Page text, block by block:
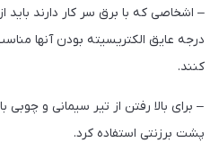
– اشخاصی که با برق سر کار دارند
درجه عایق الکتریسیته بودن آنها
کنند.
– برای بالا رفتن از تیر سیمانی و
پشت برزنتی استفاده کرد.